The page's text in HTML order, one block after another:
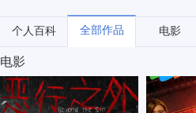
个人百科 全部作品 电影
电影